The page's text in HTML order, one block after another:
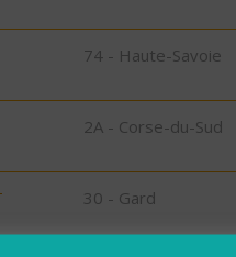
74 - Haute-Savoie
2A - Corse-du-Sud
30 - Gard